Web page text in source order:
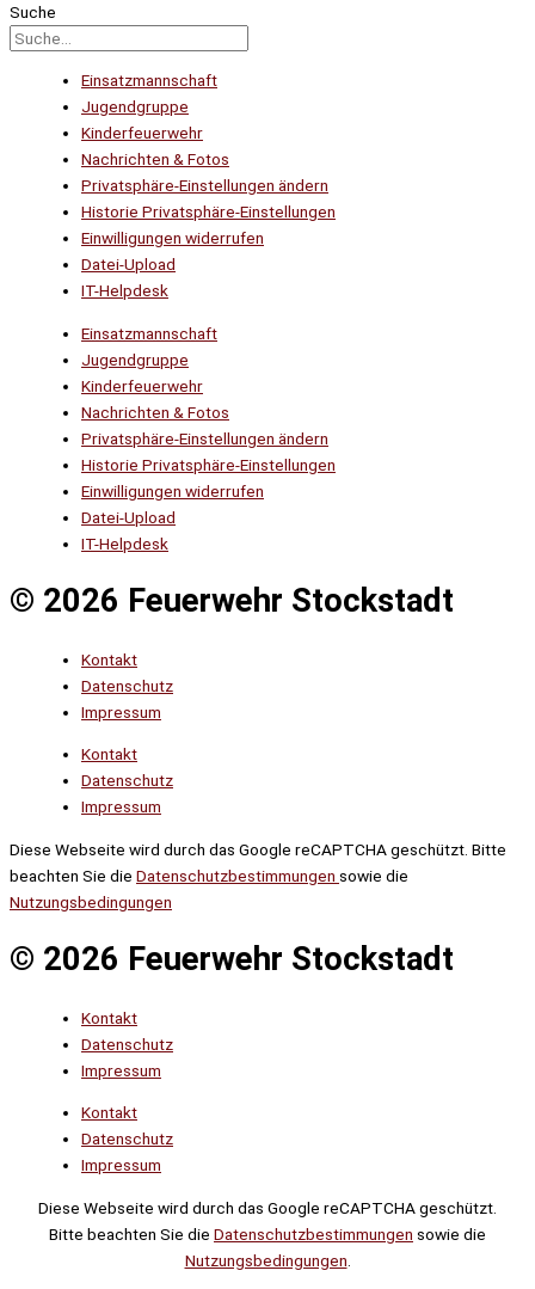
Suche
Einsatzmannschaft
Jugendgruppe
Kinderfeuerwehr
Nachrichten & Fotos
Privatsphäre-Einstellungen ändern
Historie Privatsphäre-Einstellungen
Einwilligungen widerrufen
Datei-Upload
IT-Helpdesk
Einsatzmannschaft
Jugendgruppe
Kinderfeuerwehr
Nachrichten & Fotos
Privatsphäre-Einstellungen ändern
Historie Privatsphäre-Einstellungen
Einwilligungen widerrufen
Datei-Upload
IT-Helpdesk
© 2026 Feuerwehr Stockstadt
Kontakt
Datenschutz
Impressum
Kontakt
Datenschutz
Impressum
Diese Webseite wird durch das Google reCAPTCHA geschützt. Bitte
beachten Sie die Datenschutzbestimmungen sowie die
Nutzungsbedingungen
© 2026 Feuerwehr Stockstadt
Kontakt
Datenschutz
Impressum
Kontakt
Datenschutz
Impressum
Diese Webseite wird durch das Google reCAPTCHA geschützt.
Bitte beachten Sie die Datenschutzbestimmungen sowie die
Nutzungsbedingungen